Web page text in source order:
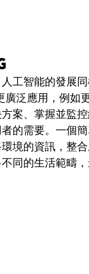
人工智能的發展
廣泛應用，例
案、掌握並監
的需要。一個
境的資訊，整
同的生活範疇